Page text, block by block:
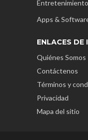
Entretenimiento
Apps &
ENLACES DE
Quiénes Somos
Contáctenos
Términos y
Privacidad
Mapa del sitio